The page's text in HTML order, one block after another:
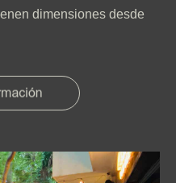
dimensiones desde